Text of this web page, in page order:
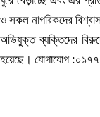
ও সকল নাগরিকদের
অভিযুক্ত ব্যক্তিদের
হয়েছে। যোগাযোগ